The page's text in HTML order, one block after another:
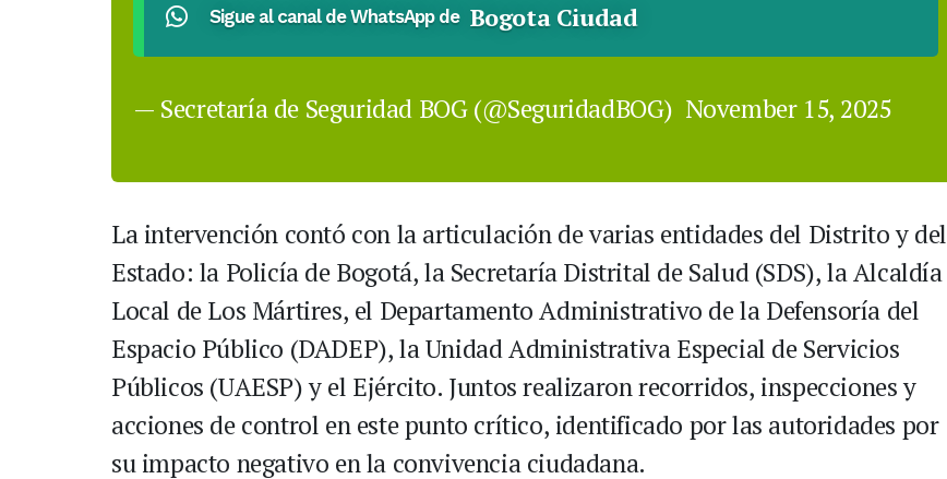
Sigue al canal de WhatsApp de Bogota Ciudad
— Secretaría de Seguridad BOG (@SeguridadBOG) November 15, 2025
La intervención contó con la articulación de varias entidades del Distrito y del
Estado: la Policía de Bogotá, la Secretaría Distrital de Salud (SDS), la Alcaldía
Local de Los Mártires, el Departamento Administrativo de la Defensoría del
Espacio Público (DADEP), la Unidad Administrativa Especial de Servicios
Públicos (UAESP) y el Ejército. Juntos realizaron recorridos, inspecciones y
acciones de control en este punto crítico, identificado por las autoridades por
su impacto negativo en la convivencia ciudadana.